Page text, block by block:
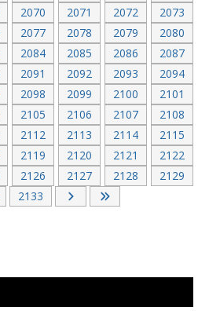
2070 2071 2072
2073
2077 2078 2079
2080
2084 2085 2086
2087
2091 2092 2093
2094
2098 2099 2100
2101
2105 2106 2107
2108
2112 2113 2114
2115
2119 2120 2121
2122
2126 2127 2128
2129
2133